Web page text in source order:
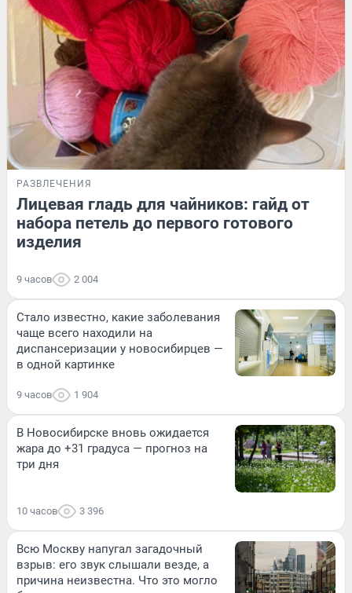
РАЗВЛЕЧЕНИЯ
Лицевая гладь для чайников: гайд от
набора петель до первого готового
изделия
9 часов 2 004
Стало известно, какие заболевания
чаще всего находили на
диспансеризации у новосибирцев —
в одной картинке
9 часов 1 904
В Новосибирске вновь ожидается
жара до +31 градуса — прогноз на
три дня
10 часов 3 396
Всю Москву напугал загадочный
взрыв: его звук слышали везде, а
причина неизвестна. Что это могло